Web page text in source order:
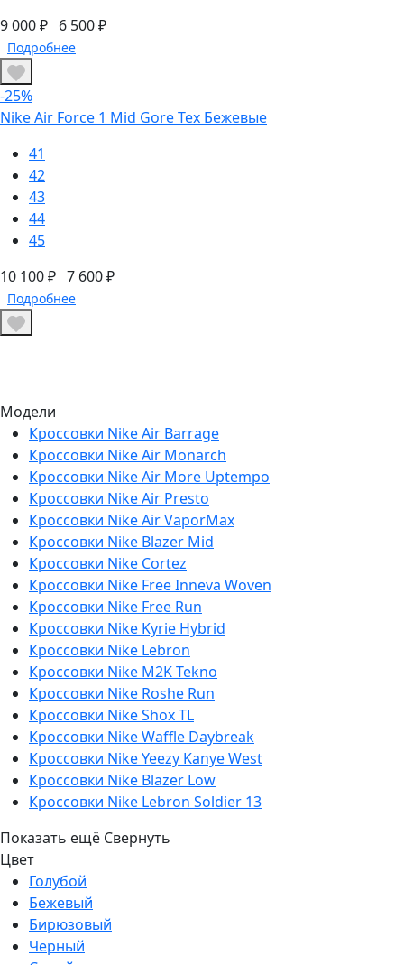
9 000 ₽ 6 500 ₽
Подробнее
-25%
Nike Air Force 1 Mid Gore Tex Бежевые
41
42
43
44
45
10 100 ₽ 7 600 ₽
Подробнее
Модели
Кроссовки Nike Air Barrage
Кроссовки Nike Air Monarch
Кроссовки Nike Air More Uptempo
Кроссовки Nike Air Presto
Кроссовки Nike Air VaporMax
Кроссовки Nike Blazer Mid
Кроссовки Nike Cortez
Кроссовки Nike Free Inneva Woven
Кроссовки Nike Free Run
Кроссовки Nike Kyrie Hybrid
Кроссовки Nike Lebron
Кроссовки Nike M2K Tekno
Кроссовки Nike Roshe Run
Кроссовки Nike Shox TL
Кроссовки Nike Waffle Daybreak
Кроссовки Nike Yeezy Kanye West
Кроссовки Nike Blazer Low
Кроссовки Nike Lebron Soldier 13
Показать ещё Свернуть
Цвет
Голубой
Бежевый
Бирюзовый
Черный